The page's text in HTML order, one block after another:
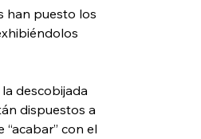
han puesto los
descobijada
dispuestos a
con el